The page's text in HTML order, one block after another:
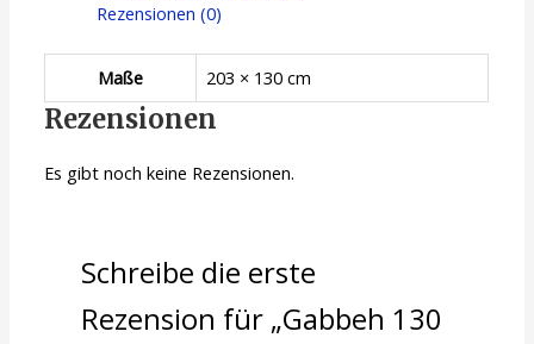
Rezensionen (0)
Maße 203 × 130 cm
Rezensionen
Es gibt noch keine Rezensionen.
Schreibe die erste
Rezension für „Gabbeh 130